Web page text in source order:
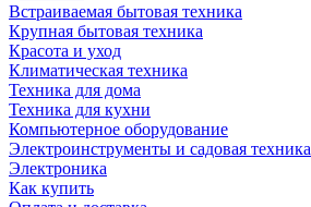
Встраиваемая бытовая техника
Крупная бытовая техника
Красота и уход
Климатическая техника
Техника для дома
Техника для кухни
Компьютерное оборудование
Электроинструменты и садовая техника
Электроника
Как купить